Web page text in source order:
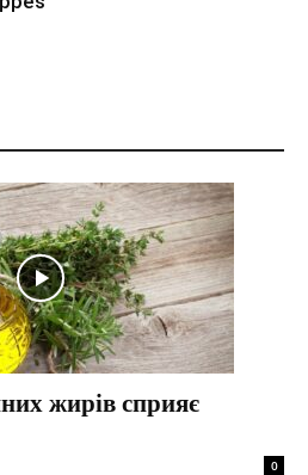
жирів сприяє
0